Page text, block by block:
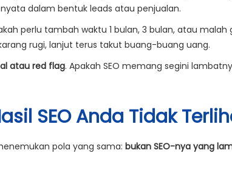
dalam bentuk leads atau penjualan.
perlu tambah waktu 1 bulan, 3 bulan, atau malah
rugi, lanjut terus takut buang-buang uang.
atau red flag. Apakah SEO memang segini
SEO Anda Tidak
pola yang sama: bukan SEO-nya yang